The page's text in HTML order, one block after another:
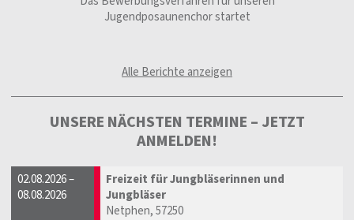
Jugendposaunenchor startet
Alle Berichte anzeigen
UNSERE NÄCHSTEN TERMINE – JETZT
ANMELDEN!
02.08.2026 –
08.08.2026
Freizeit für Jungbläserinnen und
Jungbläser
Netphen, 57250